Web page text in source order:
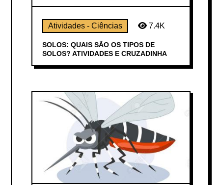
Atividades - Ciências 7.4K
SOLOS: QUAIS SÃO OS TIPOS DE
SOLOS? ATIVIDADES E CRUZADINHA